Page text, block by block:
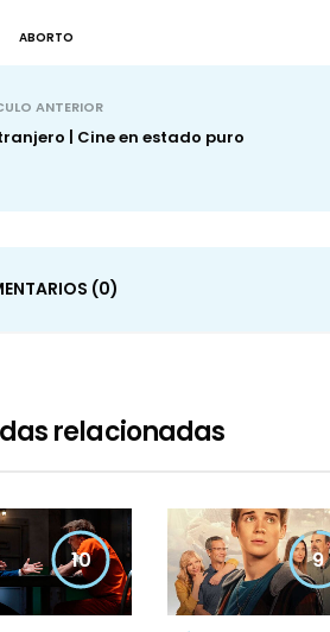
ABORTO
ANTERIOR
| Cine en estado puro
(0)
relacionadas
10 9